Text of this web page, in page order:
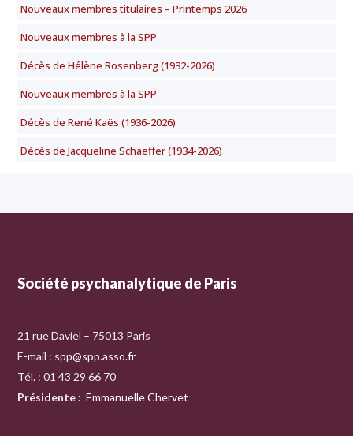
Nouveaux membres titulaires – Printemps 2026
Nouveaux membres à la SPP
Décès de Hélène Rosenberg (1932-2026)
Nouveaux membres à la SPP
Décès de René Kaës (1936-2026)
Décès de Jacqueline Schaeffer (1934-2026)
Société psychanalytique de Paris
21 rue Daviel – 75013 Paris
E-mail : spp@spp.asso.fr
Tél. : 01 43 29 66 70
Présidente : Emmanuelle Chervet